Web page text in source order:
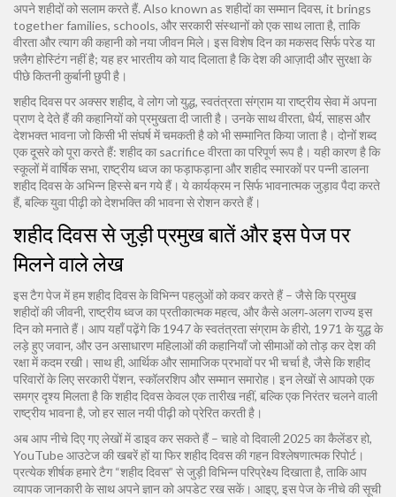
अपने शहीदों को सलाम करते हैं. Also known as शहीदों का सम्मान दिवस, it brings
together families, schools, और सरकारी संस्थानों को एक साथ लाता है, ताकि
वीरता और त्याग की कहानी को नया जीवन मिले। इस विशेष दिन का मकसद सिर्फ परेड या
फ़्लैग होस्टिंग नहीं है; यह हर भारतीय को याद दिलाता है कि देश की आज़ादी और सुरक्षा के
पीछे कितनी कुर्बानी छुपी है।
शहीद दिवस पर अक्सरशहीद, वे लोग जो युद्ध, स्वतंत्रता संग्राम या राष्ट्रीय सेवा में अपना
प्राण दे देते हैंकी कहानियों को प्रमुखता दी जाती है। उनके साथवीरता, धैर्य, साहस और
देशभक्त भावना जो किसी भी संघर्ष में चमकती हैको भी सम्मानित किया जाता है। दोनों शब्द
एक दूसरे को पूरा करते हैं: शहीद का sacrifice वीरता का परिपूर्ण रूप है। यही कारण है कि
स्कूलों में वार्षिक सभा, राष्ट्रीय ध्वज का फड़ाफड़ाना और शहीद स्मारकों पर पन्नी डालना
शहीद दिवस के अभिन्न हिस्से बन गये हैं। ये कार्यक्रम न सिर्फ भावनात्मक जुड़ाव पैदा करते
हैं, बल्कि युवा पीढ़ी को देशभक्ति की भावना से रोशन करते हैं।
शहीद दिवस से जुड़ी प्रमुख बातें और इस पेज पर
मिलने वाले लेख
इस टैग पेज में हम शहीद दिवस के विभिन्न पहलुओं को कवर करते हैं – जैसे कि प्रमुख
शहीदों की जीवनी, राष्ट्रीय ध्वज का प्रतीकात्मक महत्व, और कैसे अलग‑अलग राज्य इस
दिन को मनाते हैं। आप यहाँ पढ़ेंगे कि 1947 के स्वतंत्रता संग्राम के हीरो, 1971 के युद्ध के
लड़े हुए जवान, और उन असाधारण महिलाओं की कहानियाँ जो सीमाओं को तोड़ कर देश की
रक्षा में कदम रखी। साथ ही, आर्थिक और सामाजिक प्रभावों पर भी चर्चा है, जैसे कि शहीद
परिवारों के लिए सरकारी पेंशन, स्कॉलरशिप और सम्मान समारोह। इन लेखों से आपको एक
समग्र दृश्य मिलता है कि शहीद दिवस केवल एक तारीख नहीं, बल्कि एक निरंतर चलने वाली
राष्ट्रीय भावना है, जो हर साल नयी पीढ़ी को प्रेरित करती है।
अब आप नीचे दिए गए लेखों में डाइव कर सकते हैं – चाहे वो दिवाली 2025 का कैलेंडर हो,
YouTube आउटेज की खबरें हों या फिर शहीद दिवस की गहन विश्लेषणात्मक रिपोर्ट।
प्रत्येक शीर्षक हमारे टैग “शहीद दिवस” से जुड़ी विभिन्न परिप्रेक्ष्य दिखाता है, ताकि आप
व्यापक जानकारी के साथ अपने ज्ञान को अपडेट रख सकें। आइए, इस पेज के नीचे की सूची